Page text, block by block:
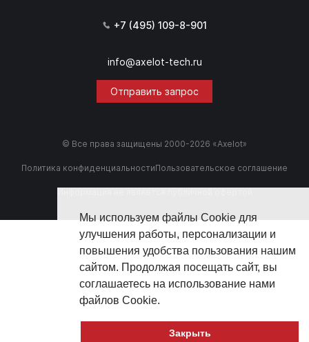
Мы используем файлы Cookie для
улучшения работы, персонализации и
повышения удобства пользования нашим
сайтом. Продолжая посещать сайт, вы
соглашаетесь на использование нами
файлов Cookie.
Закрыть
+7 (495) 109-8-901
info@axelot-tech.ru
Отправить запрос
© Все права защищены 2000-2026 «Axelot»
Политика конфиденциальностиПользовательское соглашение